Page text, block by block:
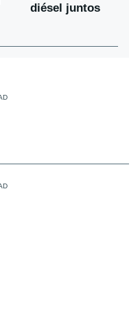
diésel juntos